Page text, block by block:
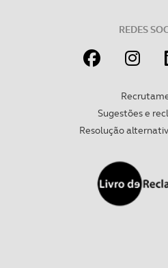
REDES
Sugestões e
Resolução